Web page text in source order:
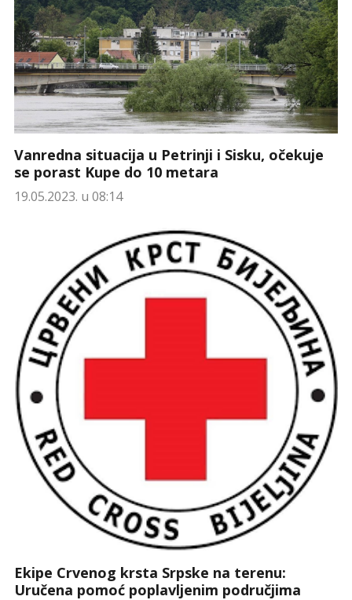
Vanredna situacija u Petrinji i Sisku, očekuje
se porast Kupe do 10 metara
19.05.2023. u 08:14
Ekipe Crvenog krsta Srpske na terenu:
Uručena pomoć poplavljenim područjima